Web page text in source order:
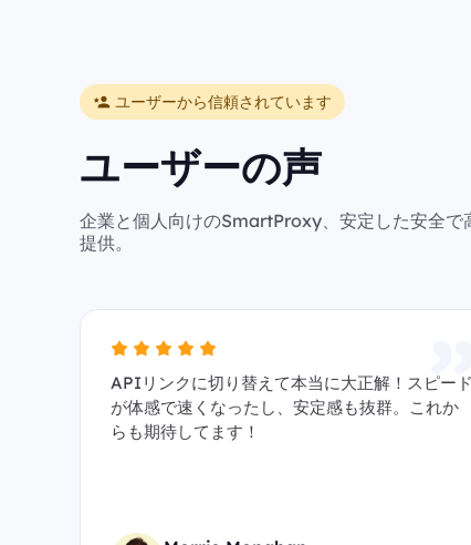
ユーザーから信頼されています
ユーザーの声
企業と個人向けのSmartProxy、安定した安全で
提供。
APIリンクに切り替えて本当に大正解！スピード
が体感で速くなったし、安定感も抜群。これか
らも期待してます！